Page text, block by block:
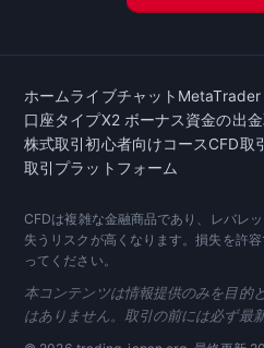
ホームライブチャット MetaTrader
口座タイプX2 ボーナス資金の出金
株式取引初心者向けコースCFD取引
取引プラットフォーム
CFDは複雑な金融商品であり、レバレ
失うリスクが高くなります。損失を許
ってください。
本コンテンツは情報提供のみを目的
はありません。取引の前には必ず最